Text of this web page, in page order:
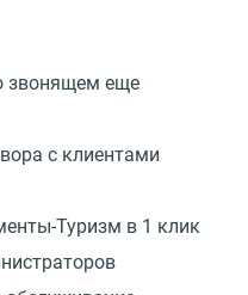
звонящем еще
с клиентами
Туризм в 1 клик